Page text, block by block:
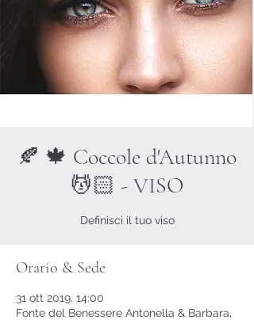
🍂 🍁 Coccole d'Autunno
💆🏻 - VISO
Definisci il tuo viso
Orario & Sede
31 ott 2019, 14:00
Fonte del Benessere Antonella & Barbara,